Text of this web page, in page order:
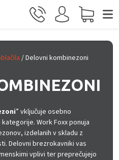
/ Delovni kombinezoni
” vključuje osebno
Work Foxx ponuja
izdelanih v skladu z
Delovni brezrokavniki vas
vplivi ter preprečujejo